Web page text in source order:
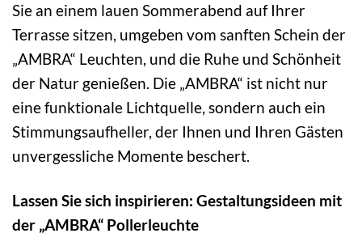
Sie an einem lauen Sommerabend auf Ihrer
Terrasse sitzen, umgeben vom sanften Schein der
„AMBRA“ Leuchten, und die Ruhe und Schönheit
der Natur genießen. Die „AMBRA“ ist nicht nur
eine funktionale Lichtquelle, sondern auch ein
Stimmungsaufheller, der Ihnen und Ihren Gästen
unvergessliche Momente beschert.
Lassen Sie sich inspirieren: Gestaltungsideen mit
der „AMBRA“ Pollerleuchte